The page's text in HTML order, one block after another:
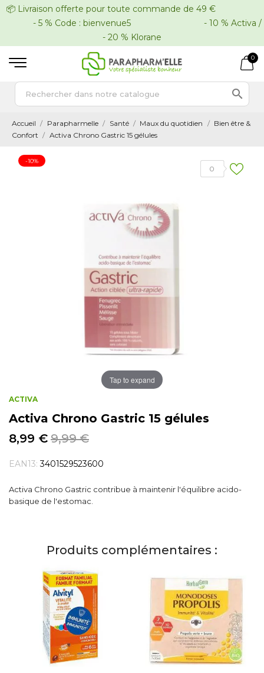
📦 Livraison offerte pour toute commande de 49 €
- 5 % Code : bienvenue5 - 10 % Activa /
- 20 % Klorane
0

Accueil Parapharmelle Santé Maux du quotidien
Bien être &
Confort
Activa Chrono Gastric 15 gélules
0
-10%
Tap to expand
ACTIVA
Activa Chrono Gastric 15 gélules
8,99 € 9,99 €
EAN13: 3401529523600
Activa Chrono Gastric contribue à maintenir l'équilibre acido-
basique de l'estomac.
Produits complémentaires :